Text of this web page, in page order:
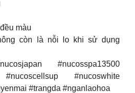
màu
còn là nỗi lo khi sử dụng
#nucosspa13500
#nucoscellsup #nucoswhite
#trangda #nganlaohoa